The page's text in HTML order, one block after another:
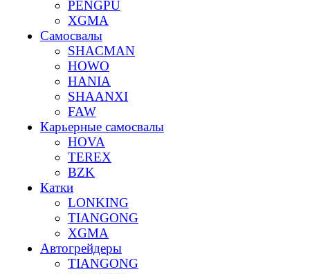
PENGPU
XGMA
Самосвалы
SHACMAN
HOWO
HANIA
SHAANXI
FAW
Карьерные самосвалы
HOVA
TEREX
BZK
Катки
LONKING
TIANGONG
XGMA
Автогрейдеры
TIANGONG